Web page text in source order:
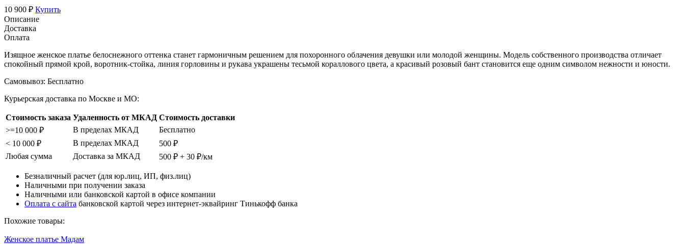
10 900 ₽ Купить
Описание
Доставка
Оплата
Изящное женское платье белоснежного оттенка станет гармоничным решением для похоронного облачения девушки или молодой женщины. Модель собственного производства отличает
спокойный прямой крой, воротник-стойка, линия горловины и рукава украшены тесьмой кораллового цвета, а красивый розовый бант становится еще одним символом нежности и юности.
Самовывоз: Бесплатно
Курьерская доставка по Москве и МО:
Стоимость заказа Удаленность от МКАД Стоимость доставки
>=10 000 ₽
В пределах МКАД
Бесплатно
< 10 000 ₽
В пределах МКАД
500 ₽
Любая сумма
Доставка за МКАД 500 ₽ + 30 ₽/км
Безналичный расчет (для юр.лиц, ИП, физ.лиц)
Наличными при получении заказа
Наличными или банковской картой в офисе компании
Оплата с сайта банковской картой через интернет-эквайринг Тинькофф банка
Похожие товары:
Женское платье Мадам